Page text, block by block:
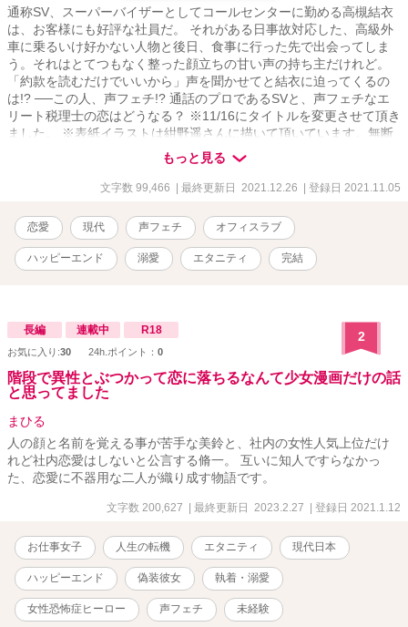
通称SV、スーパーバイザーとしてコールセンターに勤める高槻結衣
は、お客様にも好評な社員だ。 それがある日事故対応した、高級外
車に乗るいけ好かない人物と後日、食事に行った先で出会ってしま
う。それはとてつもなく整った顔立ちの甘い声の持ち主だけれど。
「約款を読むだけでいいから」声を聞かせてと結衣に迫ってくるの
は!? ──この人、声フェチ!? 通話のプロであるSVと、声フェチなエ
リート税理士の恋はどうなる？ ※11/16にタイトルを変更させて頂き
ました。 ※表紙イラストは紺野遥さんに描いて頂いています。無断
もっと見る
文字数 99,466 | 最終更新日 2021.12.26 | 登録日 2021.11.05
恋愛 現代 声フェチ オフィスラブ
ハッピーエンド 溺愛 エタニティ 完結
長編 連載中 R18
お気に入り:30 24h.ポイント： 0
2
階段で異性とぶつかって恋に落ちるなんて少女漫画だけの話
と思ってました
まひる
人の顔と名前を覚える事が苦手な美鈴と、社内の女性人気上位だけ
れど社内恋愛はしないと公言する脩一。 互いに知人ですらなかっ
た、恋愛に不器用な二人が織り成す物語です。
文字数 200,627 | 最終更新日 2023.2.27 | 登録日 2021.1.12
お仕事女子 人生の転機 エタニティ 現代日本
ハッピーエンド 偽装彼女 執着・溺愛
女性恐怖症ヒーロー 声フェチ 未経験